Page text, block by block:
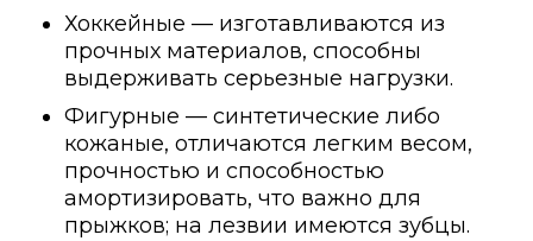
Хоккейные — изготавливаются из
прочных материалов, способны
выдерживать серьезные нагрузки.
Фигурные — синтетические либо
кожаные, отличаются легким весом,
прочностью и способностью
амортизировать, что важно для
прыжков; на лезвии имеются зубцы.